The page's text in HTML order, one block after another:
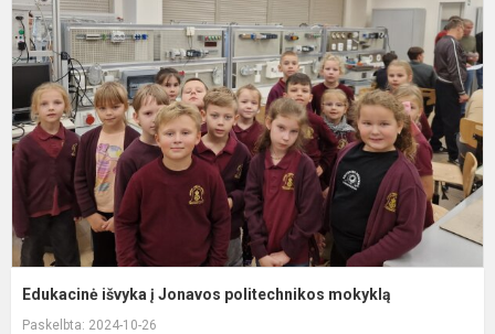
Edukacinė išvyka į Jonavos politechnikos mokyklą
Paskelbta: 2024-10-26